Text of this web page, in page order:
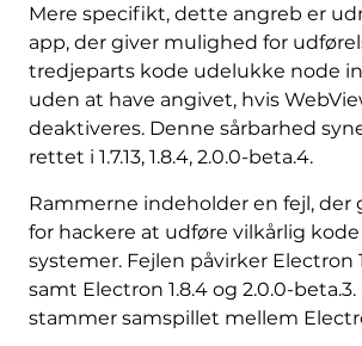
Mere specifikt, dette angreb er
app, der giver mulighed for
tredjeparts kode udelukke node
uden at have angivet, hvis
deaktiveres. Denne sårbarhed
rettet i 1.7.13, 1.8.4, 2.0.0-beta.4.
Rammerne indeholder en fejl,
for hackere at udføre vilkårlig
systemer. Fejlen påvirker Electron
samt Electron 1.8.4 og 2.0.0-
stammer samspillet mellem